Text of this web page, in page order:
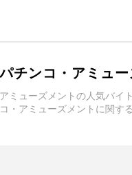
チンコ・アミュ
ミューズメントの人気バイ
・アミューズメントに関